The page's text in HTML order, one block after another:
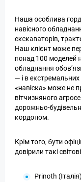
Наша особлива
навісного
екскаваторів,
Наш клієнт може
понад 100 моделей
обладнання
— і в
«навіска» може не
вітчизняного
дорожньо-
кордоном.
Крім того, бути
довірили такі
Prinoth